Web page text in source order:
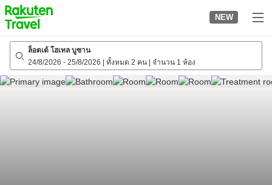
to
top
page
NEW
ล็อตเต้ โฮเทล บูซาน
24/8/2026 - 25/8/2026 ทั้งหมด 2 คน จำนวน 1 ห้อง